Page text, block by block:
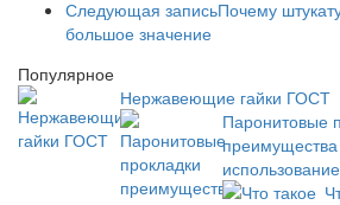
Следующая записьПочему
большое значение
Популярное
Нержавеющие гайки ГОСТ
Паронитовые
использование